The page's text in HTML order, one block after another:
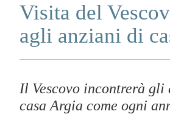
Visita del
agli anziani di
Il Vescovo incontrerà gli
casa Argia come ogni